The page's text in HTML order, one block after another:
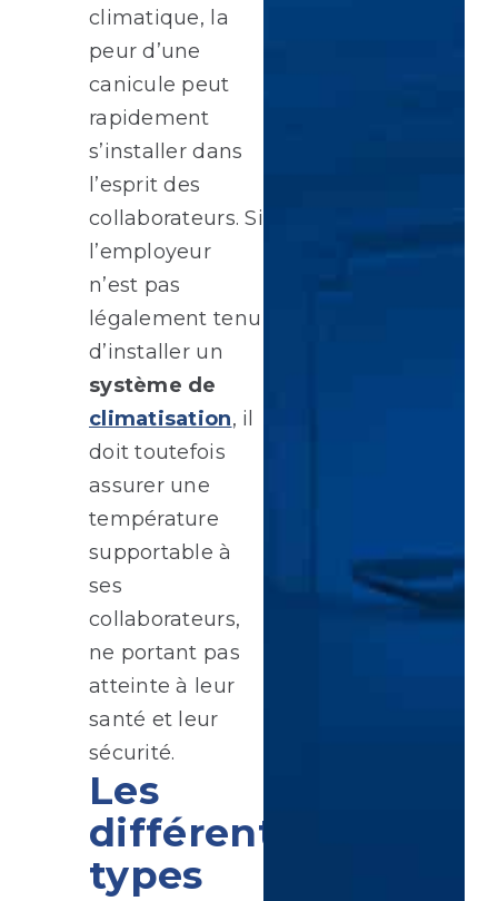
climatique, la
peur d’une
canicule peut
rapidement
s’installer dans
l’esprit des
collaborateurs. Si
l’employeur
n’est pas
légalement tenu
d’installer un
système de
climatisation, il
doit toutefois
assurer une
température
supportable à
ses
collaborateurs,
ne portant pas
atteinte à leur
santé et leur
sécurité.
Les
différents
types